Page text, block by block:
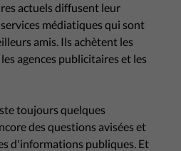
actuels diffusent leur
médiatiques qui sont
amis. Ils achètent les
agences publicitaires et les
toujours quelques
des questions avisées et
d'informations publiques. Et